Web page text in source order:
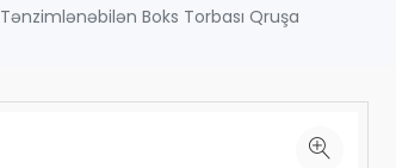
Tənzimlənəbilən Boks Torbası Qruşa